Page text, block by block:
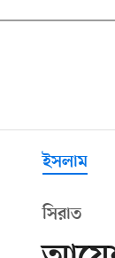
ইসলাম
সিরাত